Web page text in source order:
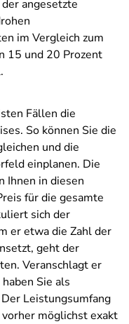
angesetzte
im Vergleich zum
15 und 20 Prozent
Fällen die
So können Sie die
und die
einplanen. Die
Ihnen in diesen
für die gesamte
sich der
er etwa die Zahl der
geht der
Veranschlagt er
Sie als
Leistungsumfang
möglichst exakt